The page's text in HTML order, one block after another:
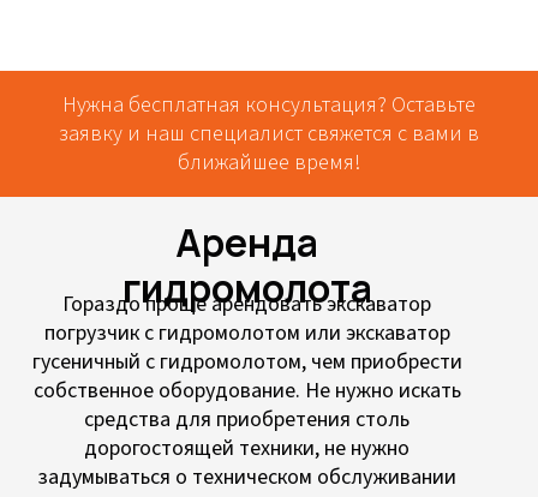
Нужна бесплатная консультация? Оставьте
заявку и наш специалист свяжется с вами в
ближайшее время!
Аренда
гидромолота
Гораздо проще арендовать экскаватор
погрузчик с гидромолотом или экскаватор
гусеничный с гидромолотом, чем приобрести
собственное оборудование. Не нужно искать
средства для приобретения столь
дорогостоящей техники, не нужно
задумываться о техническом обслуживании